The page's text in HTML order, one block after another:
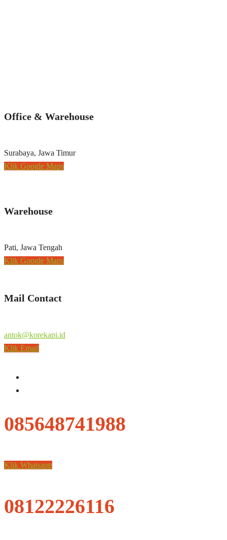
Office & Warehouse
Surabaya, Jawa Timur
Klik Google Maps
Warehouse
Pati, Jawa Tengah
Klik Google Maps
Mail Contact
antok@korekapi.id
Klik Email
085648741988
Klik Whatsapp
08122226116